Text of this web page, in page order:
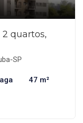
quartos,
SP
47 m²